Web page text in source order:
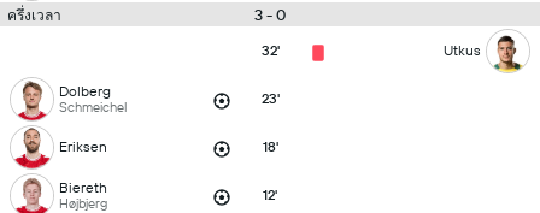
ครึ่งเวลา 3 - 0
32' Utkus
Dolberg
Schmeichel 23'
Eriksen 18'
Biereth
Højbjerg 12'